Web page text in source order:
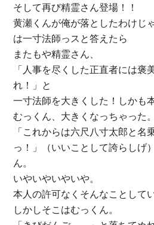
そして再び精霊さん登場！！
黄瀬くんが俺が落としたわけじ
は一寸法師っスと答えたら
またもや精霊さん、
「人事を尽くした正直者には褒
れ！」と
一寸法師を大きくした！しかも
むっくん、大きくなっちゃった。
「これからは六尺八寸太郎と名
っ！」（いいことして誇らしげ
ん。
いやいやいやいや。
本人の許可なくそんなことして
しかしそこはむっくん。